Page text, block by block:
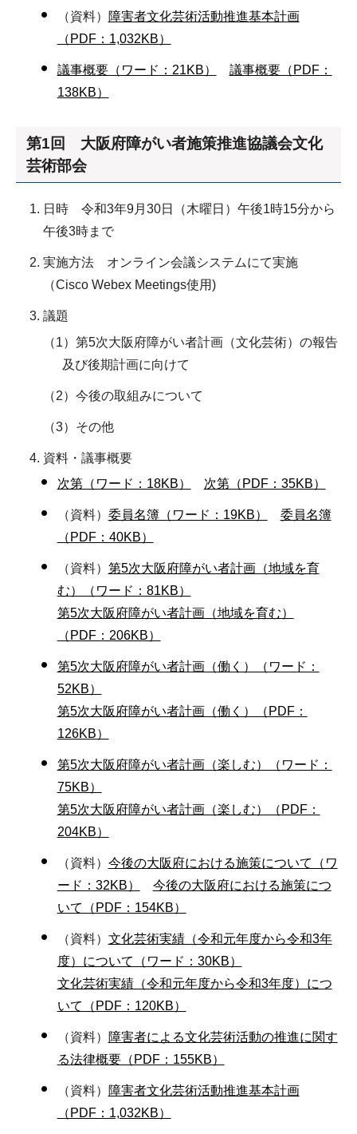
（資料） 障害者文化芸術活動推進基本計画
（PDF：1,032KB）
議事概要（ワード：21KB）
議事概要（PDF：
138KB）
第1回 大阪府障がい者施策推進協議会文化
芸術部会
日時 令和3年9月30日（木曜日）午後1時15分から
午後3時まで
実施方法 オンライン会議システムにて実施
（Cisco Webex Meetings使用)
議題
（1）第5次大阪府障がい者計画（文化芸術）の報告
及び後期計画に向けて
（2）今後の取組みについて
（3）その他
資料・議事概要
次第（ワード：18KB）
次第（PDF：35KB）
（資料） 委員名簿（ワード：19KB）
委員名簿
（PDF：40KB）
（資料） 第5次大阪府障がい者計画（地域を育
む）（ワード：81KB）
第5次大阪府障がい者計画（地域を育む）
（PDF：206KB）
第5次大阪府障がい者計画（働く）（ワード：
52KB）
第5次大阪府障がい者計画（働く）（PDF：
126KB）
第5次大阪府障がい者計画（楽しむ）（ワード：
75KB）
第5次大阪府障がい者計画（楽しむ）（PDF：
204KB）
（資料） 今後の大阪府における施策について（ワ
ード：32KB）
今後の大阪府における施策につ
いて（PDF：154KB）
（資料） 文化芸術実績（令和元年度から令和3年
度）について（ワード：30KB）
文化芸術実績（令和元年度から令和3年度）につ
いて（PDF：120KB）
（資料） 障害者による文化芸術活動の推進に関す
る法律概要（PDF：155KB）
（資料） 障害者文化芸術活動推進基本計画
（PDF：1,032KB）